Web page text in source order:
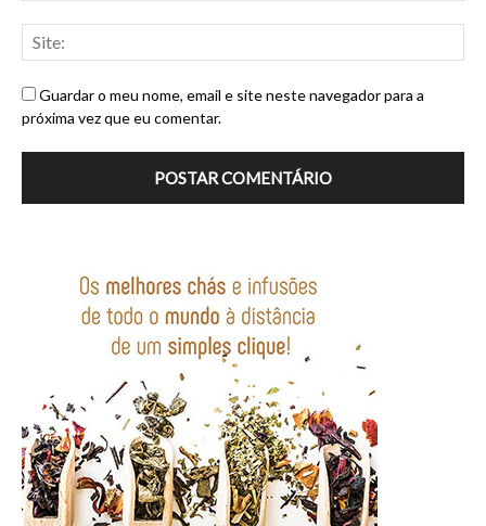
Guardar o meu nome, email e site neste navegador para a
próxima vez que eu comentar.